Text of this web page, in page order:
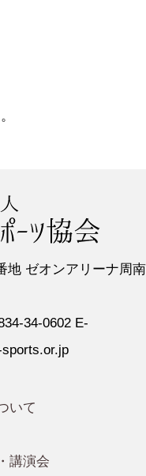
地 ゼオンアリーナ周南
34-0602 E-
いて
講演会